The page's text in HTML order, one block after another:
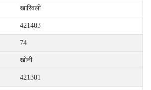
खारिवली
421403
74
खोनी
421301